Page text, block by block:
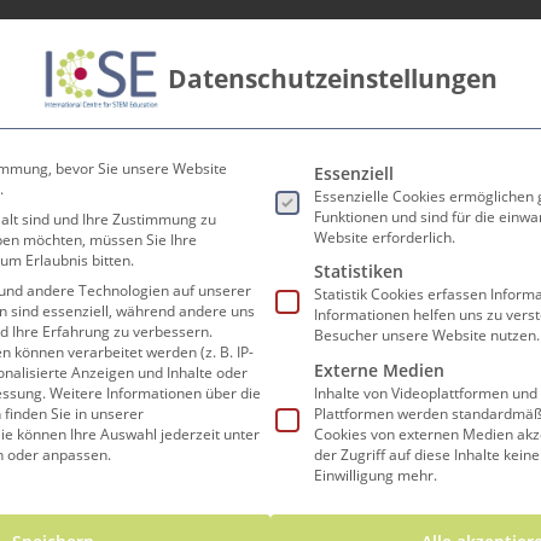
Lehrer*innen Forschen und Lehren
Termine
Datenschutzeinstellungen
bevor Sie unsere Website
sind und Ihre Zustimmung zu
möchten, müssen Sie Ihre
Erlaubnis bitten.
andere Technologien auf unserer
sind essenziell, während andere uns
Ihre Erfahrung zu verbessern.
können verarbeitet werden (z. B. IP-
Anzeigen und Inhalte oder
Weitere Informationen über die
Sie in unserer
können Ihre Auswahl jederzeit unter
oder anpassen.
Es folgt eine Liste der
Essenziell
Essenzielle Cookies ermöglichen
Funktionen und sind für die
Website erforderlich.
Statistiken
Statistik Cookies erfassen
Informationen helfen uns zu
Besucher unsere Website nutzen.
Externe Medien
Inhalte von Videoplattformen
Plattformen werden
Cookies von externen Medien
der Zugriff auf diese Inhalte
Einwilligung mehr.